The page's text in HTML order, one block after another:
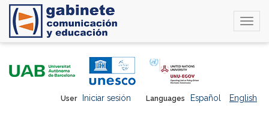
Languages Español English
User Iniciar sesión